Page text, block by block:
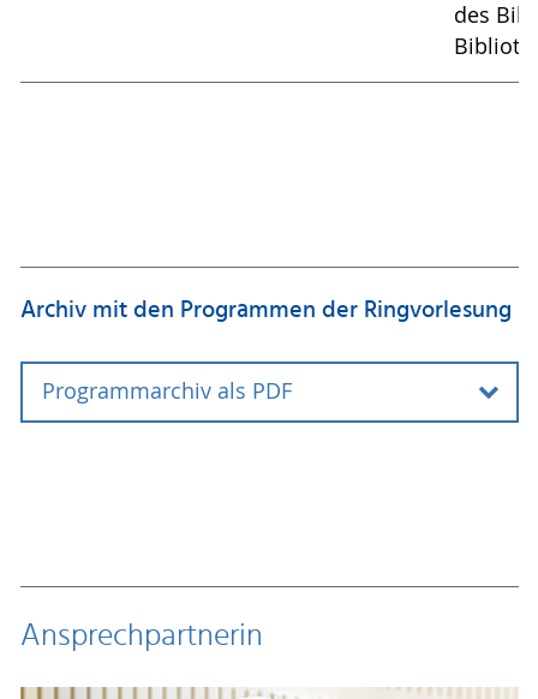
des
Archiv mit den Programmen der Ringvorlesung
Programmarchiv als PDF
Programm Ringvorlesung 2021
Programm Ringvorlesung 2020
Ansprechpartnerin